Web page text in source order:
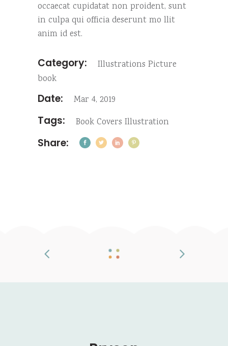
occaecat cupidatat non proident, sunt
in culpa qui officia deserunt mo llit
anim id est.
Category: Illustrations Picture
book
Date: Mar 4, 2019
Tags: Book Covers Illustration
Share: